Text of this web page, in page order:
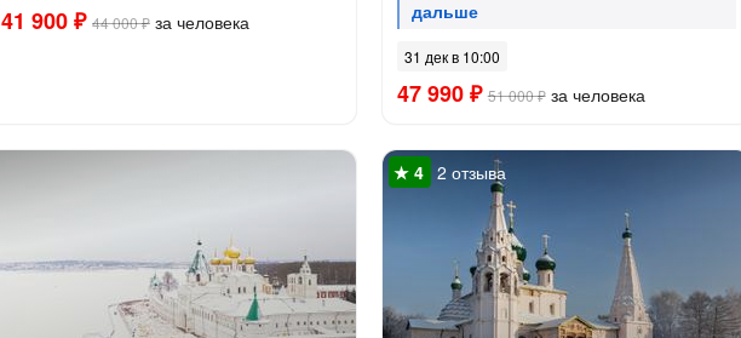
41 900 ₽ 44 000 ₽ за человека
31 дек в 10:00
47 990 ₽ 51 000 ₽за человека
2 отзыва